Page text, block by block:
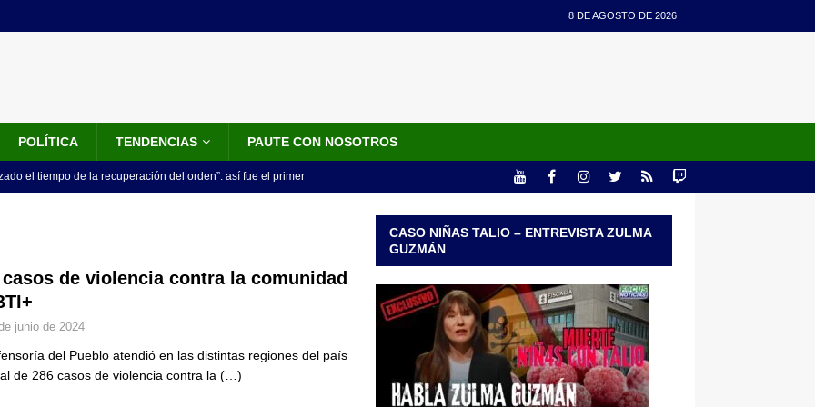
8 DE AGOSTO DE 2026
POLÍTICA TENDENCIAS PAUTE CON NOSOTROS
el tiempo de la recuperación del orden”: así fue el primer
LO ÚLTIMO
de Abelardo De La Espriella: recibirá la banda presidencial
en el Cantón Pichincha
no asistirá a la posesión de Abelardo de la Espriella y llama a
casos de violencia contra la comunidad
junio de 2024
del Pueblo atendió en las distintas regiones del país
de 286 casos de violencia contra la (…)
CASO NIÑAS TALIO – ENTREVISTA ZULMA
GUZMÁN